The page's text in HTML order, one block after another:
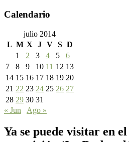
Calendario
julio 2014
L M X J V S D
1
2 3 4 5
6
7
8 9 10 11 12 13
14 15 16 17 18 19 20
21 22 23 24 25 26 27
28 29 30 31
« Jun
Ago »
Ya se puede visitar en